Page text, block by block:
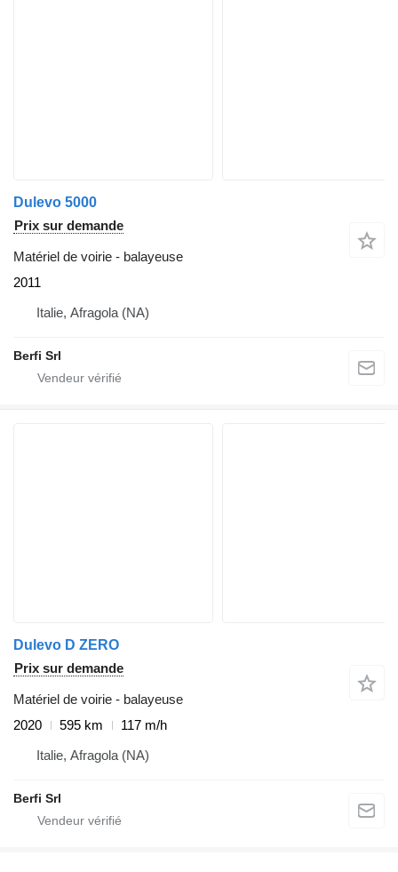
Dulevo 5000
Prix sur demande
Matériel de voirie - balayeuse
2011
Italie, Afragola (NA)
Berfi Srl
Dulevo D ZERO
Prix sur demande
Matériel de voirie - balayeuse
2020
595 km
117 m/h
Italie, Afragola (NA)
Berfi Srl